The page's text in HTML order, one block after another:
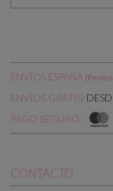
ENVÍOS ESPAÑA
ENVÍOS GRATIS:
PAGO SEGURO:
CONTACTO